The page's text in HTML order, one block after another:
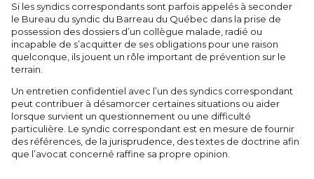
Si les syndics correspondants sont parfois appelés à seconder
le Bureau du syndic du Barreau du Québec dans la prise de
possession des dossiers d’un collègue malade, radié ou
incapable de s’acquitter de ses obligations pour une raison
quelconque, ils jouent un rôle important de prévention sur le
terrain.
Un entretien confidentiel avec l’un des syndics correspondant
peut contribuer à désamorcer certaines situations ou aider
lorsque survient un questionnement ou une difficulté
particulière. Le syndic correspondant est en mesure de fournir
des références, de la jurisprudence, des textes de doctrine afin
que l’avocat concerné raffine sa propre opinion.